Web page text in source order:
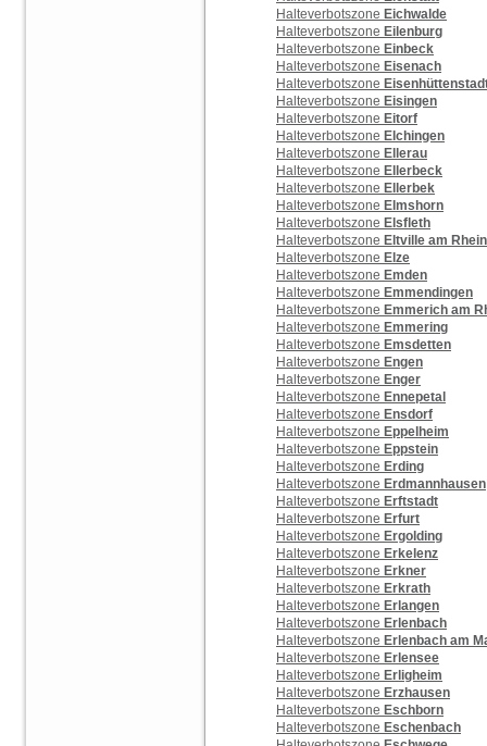
Halteverbotszone Eichwalde
Halteverbotszone Eilenburg
Halteverbotszone Einbeck
Halteverbotszone Eisenach
Halteverbotszone
Halteverbotszone Eisingen
Halteverbotszone Eitorf
Halteverbotszone Elchingen
Halteverbotszone Ellerau
Halteverbotszone Ellerbeck
Halteverbotszone Ellerbek
Halteverbotszone Elmshorn
Halteverbotszone Elsfleth
Halteverbotszone Eltville am Rhein
Halteverbotszone Elze
Halteverbotszone Emden
Halteverbotszone Emmendingen
Halteverbotszone Emmerich am
Halteverbotszone Emmering
Halteverbotszone Emsdetten
Halteverbotszone Engen
Halteverbotszone Enger
Halteverbotszone Ennepetal
Halteverbotszone Ensdorf
Halteverbotszone Eppelheim
Halteverbotszone Eppstein
Halteverbotszone Erding
Halteverbotszone Erdmannhausen
Halteverbotszone Erftstadt
Halteverbotszone Erfurt
Halteverbotszone Ergolding
Halteverbotszone Erkelenz
Halteverbotszone Erkner
Halteverbotszone Erkrath
Halteverbotszone Erlangen
Halteverbotszone Erlenbach
Halteverbotszone Erlenbach am
Halteverbotszone Erlensee
Halteverbotszone Erligheim
Halteverbotszone Erzhausen
Halteverbotszone Eschborn
Halteverbotszone Eschenbach